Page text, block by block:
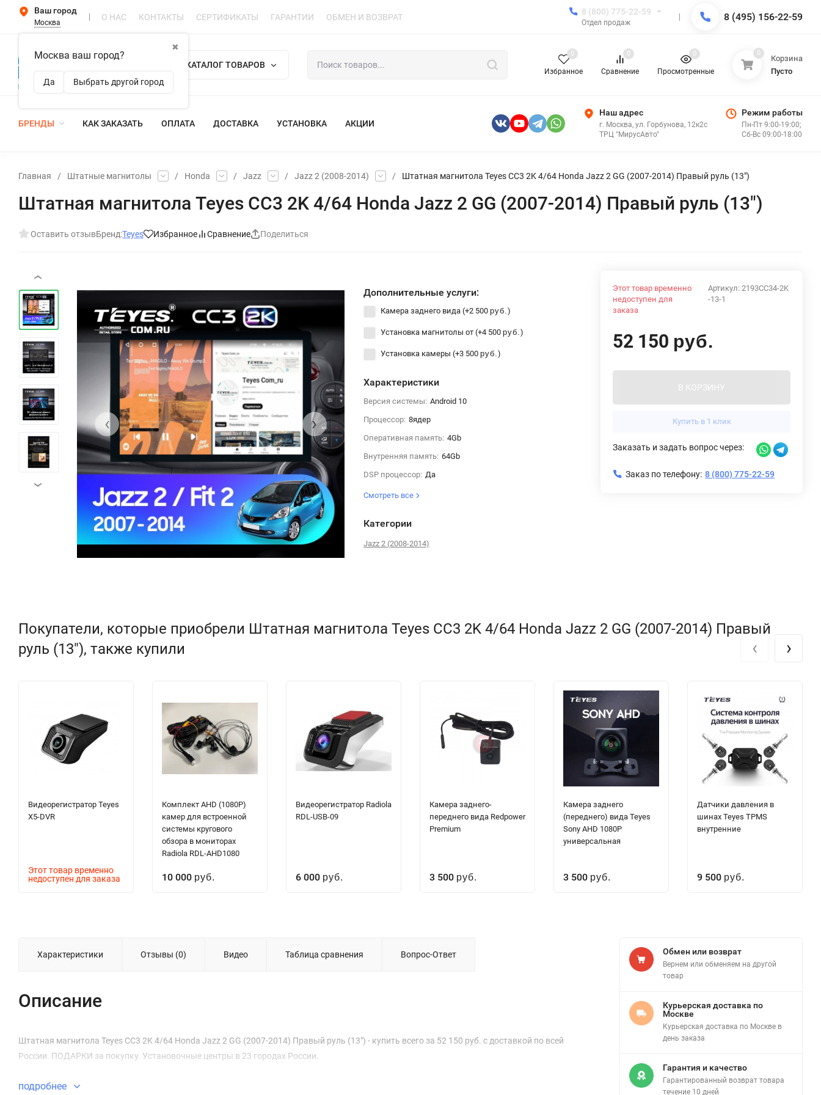
Ваш город
Москва
✖
Москва ваш город?
Да Выбрать другой город
О НАС КОНТАКТЫ СЕРТИФИКАТЫ ГАРАНТИИ ОБМЕН И ВОЗВРАТ
8 (800) 775-22-59
Отдел продаж 8 (495) 156-22-59
КАТАЛОГ ТОВАРОВ
Избранное
0
Сравнение
0
Просмотренные
0 0
Корзина
Пусто
БРЕНДЫ КАК ЗАКАЗАТЬ ОПЛАТА ДОСТАВКА УСТАНОВКА АКЦИИ
Наш адрес
г. Москва, ул. Горбунова, 12к2с
ТРЦ "МирусАвто"
Режим работы
Пн-Пт 9:00-19:00;
Сб-Вс 09:00-18:00
Главная / Штатные магнитолы / Honda / Jazz / Jazz 2 (2008-2014) / Штатная магнитола Teyes CC3 2K 4/64 Honda Jazz 2 GG (2007-2014) Правый руль (13")
Штатная магнитола Teyes CC3 2K 4/64 Honda Jazz 2 GG (2007-2014) Правый руль (13")
Оставить отзывБренд:Teyes Избранное Сравнение Поделиться
‹ ›
‹
›
Дополнительные услуги:
Камера заднего вида (+2 500 руб. )
Установка магнитолы от (+4 500 руб. )
Установка камеры (+3 500 руб. )
Характеристики
Версия системы: Android 10
Процессор: 8ядер
Оперативная память: 4Gb
Внутренняя память: 64Gb
DSP процессор: Да
Смотреть все
Категории
Jazz 2 (2008-2014)
Артикул: 2193CC34-2K
-13-1
Этот товар временно
недоступен для
заказа
52 150 руб.
В КОРЗИНУ
Купить в 1 клик
Заказать и задать вопрос через:
Заказ по телефону: 8 (800) 775-22-59
Покупатели, которые приобрели Штатная магнитола Teyes CC3 2K 4/64 Honda Jazz 2 GG (2007-2014) Правый
руль (13"), также купили
Видеорегистратор Teyes
X5-DVR
Этот товар временно
недоступен для заказа
Комплект AHD (1080P)
камер для встроенной
системы кругового
обзора в мониторах
Radiola RDL-AHD1080
10 000 руб.
Видеорегистратор Radiola
RDL-USB-09
6 000 руб.
Камера заднего-
переднего вида Redpower
Premium
3 500 руб.
Камера заднего
(переднего) вида Teyes
Sony AHD 1080P
универсальная
3 500 руб.
Датчики давления в
шинах Teyes TPMS
внутренние
9 500 руб.
‹ ›
Характеристики Отзывы (0) Видео Таблица сравнения Вопрос-Ответ
Описание
Штатная магнитола Teyes CC3 2K 4/64 Honda Jazz 2 GG (2007-2014) Правый руль (13") - купить всего за 52 150 руб. с доставкой по всей
России. ПОДАРКИ за покупку. Установочные центры в 23 городах России.
подробнее
Обмен или возврат
Вернем или обменяем на другой
товар
Курьерская доставка по
Москве
Курьерская доставка по Москве в
день заказа
Гарантия и качество
Гарантированный возврат товара
течение 10 дней